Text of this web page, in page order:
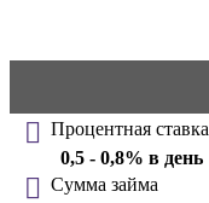
Процентная ставка
0,5 - 0,8% в день
Сумма займа